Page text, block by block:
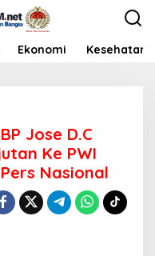
Ekonomi Kesehatan
Jose D.C
Ke PWI
Nasional